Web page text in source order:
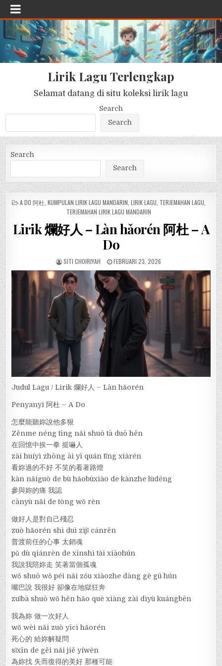
Lirik Lagu Terlengkap
Selamat datang di situ koleksi lirik lagu
Search
Search
Search
Search
POSTED
A DO 阿杜 KUMPULAN LIRIK LAGU MANDARIN LIRIK LAGU TERJEMAHAN LAGU
TERJEMAHAN LIRIK LAGU MANDARIN
Lirik 爛好人 – Làn hǎorén 阿杜 – A
Do
SITI CHOIRIYAH FEBRUARI 23, 2026
Judul Lagu / Lirik 爛好人 – Làn hǎorén
Penyanyi 阿杜 – A Do
怎麼能聽妳說他多狠
Zěnme néng tīng nǎi shuō tā duō hěn
在回憶中挨一拳 挺嚇人
zài huíyì zhōng āi yī quán tǐng xiàrén
看妳過的不好 不笑的看著路燈
kàn nǎiguò de bù hǎobùxiào de kànzhe lùdēng
參與妳的痛 我認
cānyù nǎi de tòng wǒ rèn
做好人是對自己殘忍
zuò hǎorén shì duì zìjǐ cánrěn
普渡前任的心事 太銷魂
pǔ dù qiánrèn de xīnshì tài xiāohún
我說我陪妳走 笑著當個孤魂
wǒ shuō wǒ péi nǎi zǒu xiàozhe dāng gè gū hún
嘴巴說 我很好 卻像在地獄狂奔
zuǐbā shuō wǒ hěn hǎo què xiàng zài dìyù kuángbēn
我為妳 做一次好人
wǒ wèi nǎi zuò yīcì hǎorén
死心的 給妳解疑問
sǐxīn de gěi nǎi jiě yíwèn
為妳找 失而復得的美好 那種可能